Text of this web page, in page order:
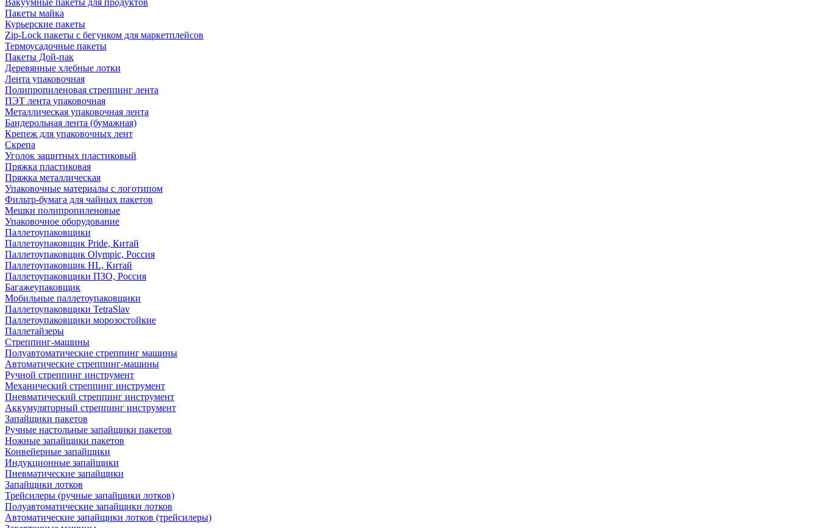
Вакуумные пакеты для продуктов
Пакеты майка
Курьерские пакеты
Zip-Lock пакеты с бегунком для маркетплейсов
Термоусадочные пакеты
Пакеты Дой-пак
Деревянные хлебные лотки
Лента упаковочная
Полипропиленовая стреппинг лента
ПЭТ лента упаковочная
Металлическая упаковочная лента
Бандерольная лента (бумажная)
Крепеж для упаковочных лент
Скрепа
Уголок защитных пластиковый
Пряжка пластиковая
Пряжка металлическая
Упаковочные материалы с логотипом
Фильтр-бумага для чайных пакетов
Мешки полипропиленовые
Упаковочное оборудование
Паллетоупаковщики
Паллетоупаковщик Pride, Китай
Паллетоупаковщик Olympic, Россия
Паллетоупаковщик HL, Китай
Паллетоупаковщики ПЗО, Россия
Багажеупаковщик
Мобильные паллетоупаковщики
Паллетоупаковщики TetraSlav
Паллетоупаковщики морозостойкие
Паллетайзеры
Стреппинг-машины
Полуавтоматические стреппинг машины
Автоматические стреппинг-машины
Ручной стреппинг инструмент
Механический стреппинг инструмент
Пневматический стреппинг инструмент
Аккумуляторный стреппинг инструмент
Запайщики пакетов
Ручные настольные запайщики пакетов
Ножные запайщики пакетов
Конвейерные запайщики
Индукционные запайщики
Пневматические запайщики
Запайщики лотков
Трейсилеры (ручные запайщики лотков)
Полуавтоматические запайщики лотков
Автоматические запайщики лотков (трейсилеры)